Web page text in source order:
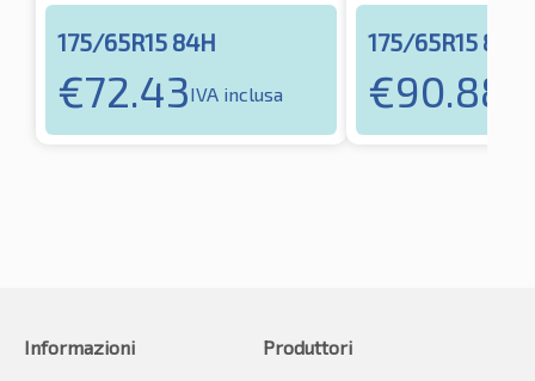
175/65R15 84H
€72.43IVA inclusa
175/65R15 84H
€90.88
Informazioni
Produttori